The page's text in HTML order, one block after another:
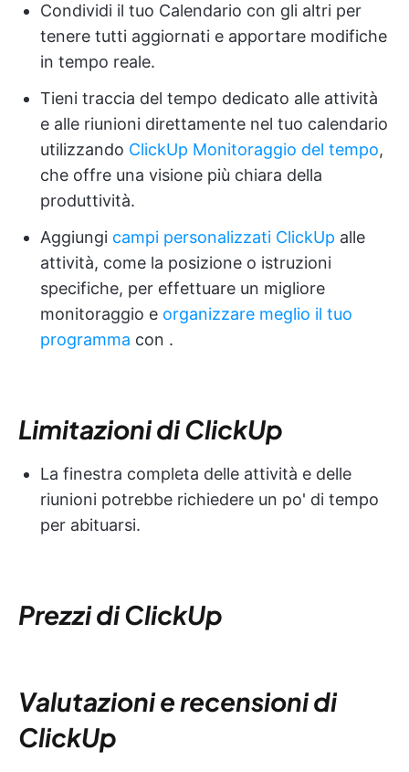
Condividi il tuo Calendario con gli altri per
tenere tutti aggiornati e apportare modifiche
in tempo reale.
Tieni traccia del tempo dedicato alle attività
e alle riunioni direttamente nel tuo calendario
utilizzando ClickUp Monitoraggio del tempo,
che offre una visione più chiara della
produttività.
Aggiungi campi personalizzati ClickUp alle
attività, come la posizione o istruzioni
specifiche, per effettuare un migliore
monitoraggio e organizzare meglio il tuo
programma con .
Limitazioni di ClickUp
La finestra completa delle attività e delle
riunioni potrebbe richiedere un po' di tempo
per abituarsi.
Prezzi di ClickUp
Valutazioni e recensioni di
ClickUp